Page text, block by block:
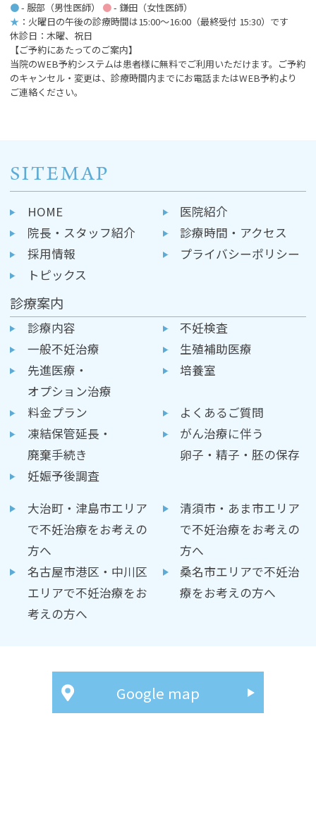
●- 服部（男性医師） ●- 鎌田（女性医師）
★ ：火曜日の午後の診療時間は15:00～16:00 （最終受付 15:30）です
休診日：木曜、祝日
【ご予約にあたってのご案内】
当院のWEB予約システムは患者様に無料でご利用いただけます。ご予約
のキャンセル・変更は、診療時間内までにお電話またはWEB予約より
ご連絡ください。
SITEMAP
HOME
医院紹介
院長・スタッフ紹介
診療時間・アクセス
採用情報
プライバシーポリシー
トピックス
診療案内
診療内容
不妊検査
一般不妊治療
生殖補助医療
先進医療・
オプション治療
培養室
料金プラン
よくあるご質問
凍結保管延長・
廃棄手続き
がん治療に伴う
卵子・精子・胚の保存
妊娠予後調査
大治町・津島市エリア
で不妊治療をお考えの
方へ
清須市・あま市エリア
で不妊治療をお考えの
方へ
名古屋市港区・中川区
エリアで不妊治療をお
考えの方へ
桑名市エリアで不妊治
療をお考えの方へ
Google map